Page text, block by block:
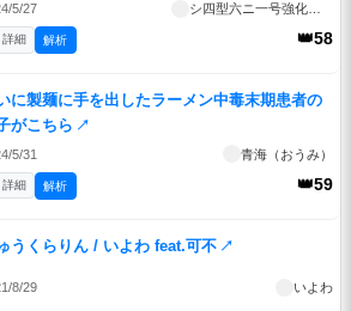
5/27
👑58
詳細 解析
に製麺に手を出したラーメン中毒末期患者の
がこちら ↗
5/31 青海（おうみ）
👑59
詳細 解析
うくらりん / いよわ feat.可不 ↗
8/29 いよわ